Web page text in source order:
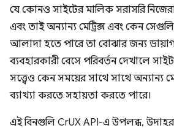
যে কোনও সাইটের মালিক সরাসরি
এবং তাই অন্যান্য মেট্রিক্স এবং কেন
আলাদা হতে পারে তা বোঝার জন্য
ব্যবহারকারী বেসে পরিবর্তন দেখালে
সত্ত্বেও কেন সময়ের সাথে সাথে অন্যান্য
ব্যাখ্যা করতে সহায়তা করতে পারে।
এই বিনগুলি CrUX API-এ উপলব্ধ,